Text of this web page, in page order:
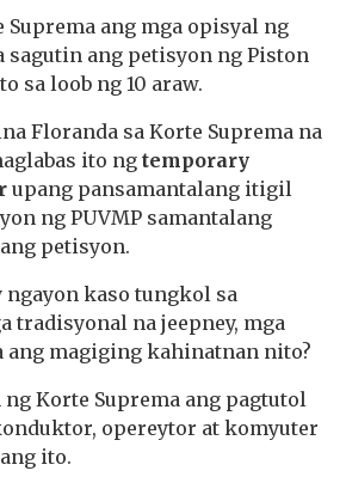
ang mga opisyal ng
sagutin ang petisyon ng Piston
sa loob ng 10 araw.
Floranda sa Korte Suprema na
ito ng temporary
upang pansamantalang itigil
ng PUVMP samantalang
petisyon.
ngayon kaso tungkol sa
tradisyonal na jeepney, mga
ang magiging kahinatnan nito?
ng Korte Suprema ang pagtutol
opereytor at komyuter
ito.